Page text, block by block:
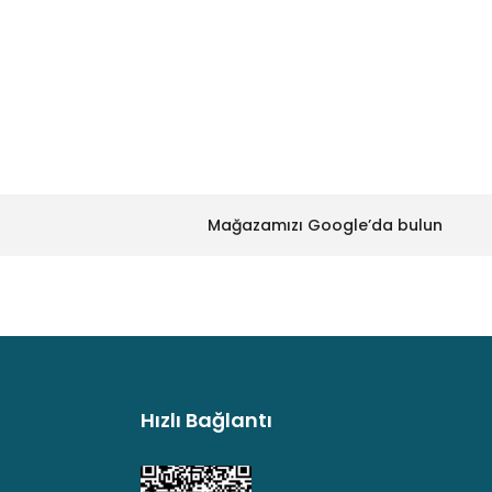
PLA Filament
Mağazamızı Google’da bulun
Hızlı Bağlantı